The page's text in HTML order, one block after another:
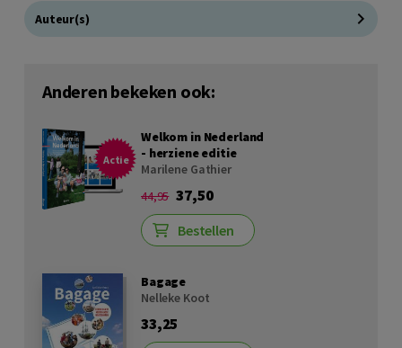
Auteur(s)
Anderen bekeken ook:
Actie
Welkom in Nederland
- herziene editie
Marilene Gathier
44,95 37,50
Bestellen
Bagage
Nelleke Koot
33,25